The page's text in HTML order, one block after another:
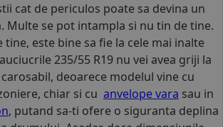
cat de periculos poate sa devina un
Multe se pot intampla si nu tin de tine.
tine, este bine sa fie la cele mai inalte
235/55 R19 nu vei avea griji la
deoarece modelul vine cu
chiar si cu anvelope vara sau in
, putand sa-ti ofere o siguranta deplina